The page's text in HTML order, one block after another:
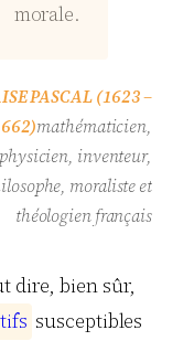
morale.
PASCAL (1623 –
mathématicien,
physicien, inventeur,
moraliste et
théologien français
dire, bien sûr,
tifs susceptibles